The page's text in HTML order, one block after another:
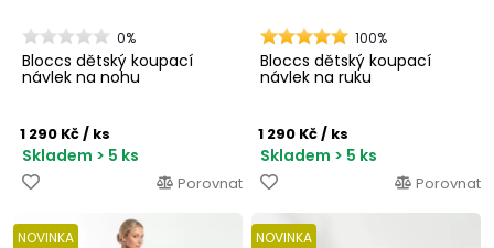
0%
Bloccs dětský koupací
návlek na nohu
1 290 Kč/ ks
Skladem > 5 ks
Porovnat
100%
Bloccs dětský koupací
návlek na ruku
1 290 Kč/ ks
Skladem > 5 ks
Porovnat
NOVINKA NOVINKA